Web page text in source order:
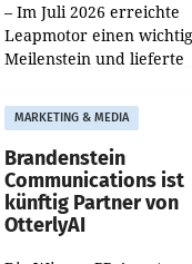
– Im Juli 2026 erreichte
Leapmotor einen
Meilenstein und lieferte
aus, womit sich das
gegenüber Juli 2025
verdoppelte (+102
MARKETING & MEDIA
Brandenstein
Communications ist
künftig Partner von
OtterlyAI